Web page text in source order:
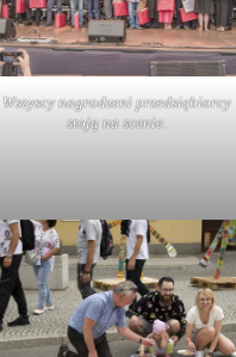
Wszyscy nagrodzeni przedsiębiorcy
stoją na scenie.